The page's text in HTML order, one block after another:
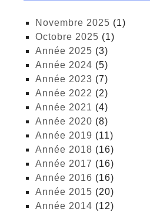
novembre 2025 (1)
octobre 2025 (1)
année 2025 (3)
année 2024 (5)
année 2023 (7)
année 2022 (2)
année 2021 (4)
année 2020 (8)
année 2019 (11)
année 2018 (16)
année 2017 (16)
année 2016 (16)
année 2015 (20)
année 2014 (12)